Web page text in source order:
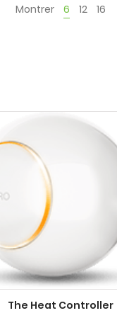
Montrer
6 12 16
The Heat Controller